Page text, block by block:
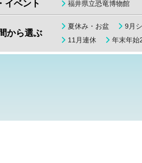
イベント 福井県立恐竜博物館
から選ぶ
夏休み・お盆 9月
11月連休
年末年始